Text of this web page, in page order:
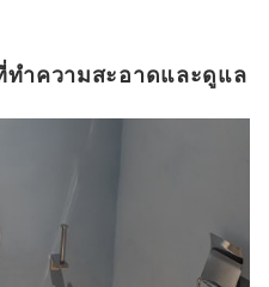
ำความสะอาดและดูแล